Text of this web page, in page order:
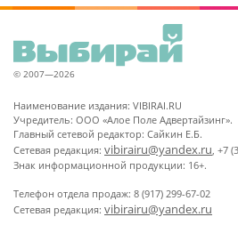
© 2007—2026
Наименование издания: VIBIRAI.RU
Учредитель: ООО «Алое Поле Адвертайзинг».
Главный сетевой редактор: Сайкин Е.Б.
Сетевая редакция: vibirairu@yandex.ru, +7
Знак информационной продукции: 16+.
Телефон отдела продаж: 8 (917) 299-67-02
Сетевая редакция: vibirairu@yandex.ru